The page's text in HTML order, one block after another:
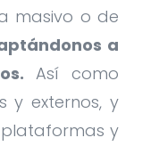
masivo o de
a
Así como
y externos, y
plataformas y